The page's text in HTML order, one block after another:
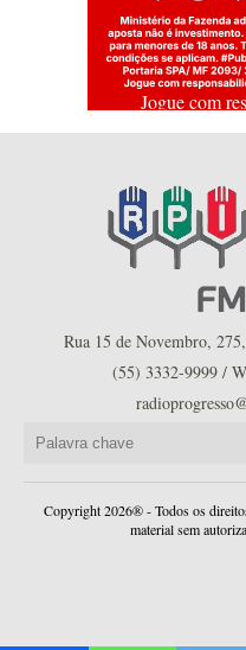
Jogue com
Rua 15 de Novembro,
(55) 3332-9999 /
Copyright 2026® - Todos os
material sem